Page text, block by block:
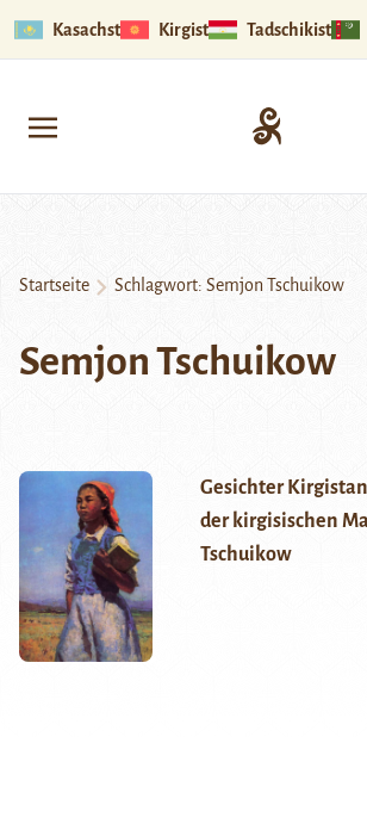
Kasachstan Kirgistan Tadschikistan
Startseite Schlagwort: Semjon Tschuikow
Semjon Tschuikow
Gesichter
der kirgisischen
Tschuikow